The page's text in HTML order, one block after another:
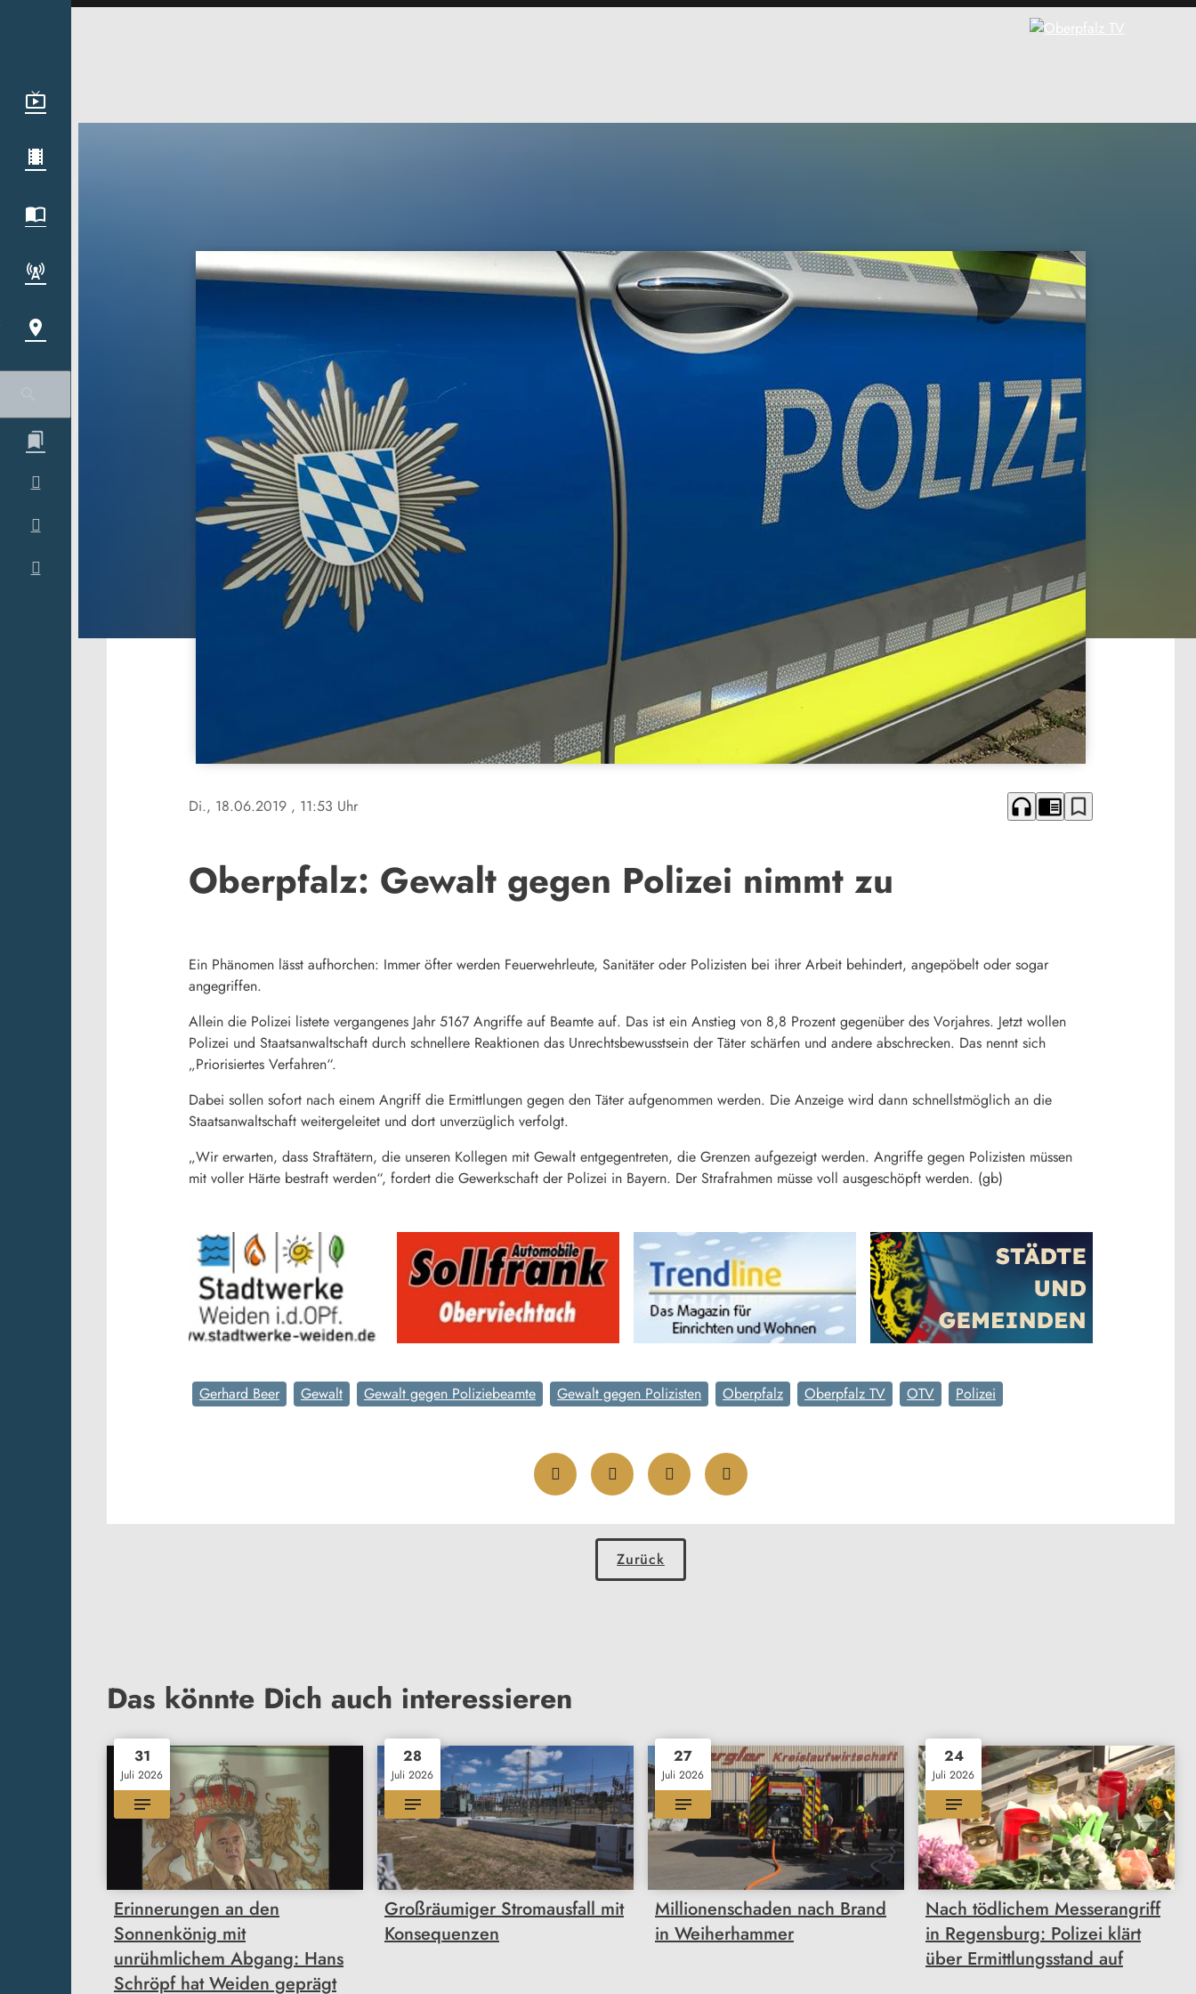
Di., 18.06.2019 , 11:53 Uhr headphones chrome_reader_mode bookmark_border
Oberpfalz: Gewalt gegen Polizei nimmt zu
Ein Phänomen lässt aufhorchen: Immer öfter werden Feuerwehrleute, Sanitäter oder Polizisten bei ihrer Arbeit behindert, angepöbelt oder sogar
angegriffen.
Allein die Polizei listete vergangenes Jahr 5167 Angriffe auf Beamte auf. Das ist ein Anstieg von 8,8 Prozent gegenüber des Vorjahres. Jetzt wollen
Polizei und Staatsanwaltschaft durch schnellere Reaktionen das Unrechtsbewusstsein der Täter schärfen und andere abschrecken. Das nennt sich
„Priorisiertes Verfahren“.
Dabei sollen sofort nach einem Angriff die Ermittlungen gegen den Täter aufgenommen werden. Die Anzeige wird dann schnellstmöglich an die
Staatsanwaltschaft weitergeleitet und dort unverzüglich verfolgt.
„Wir erwarten, dass Straftätern, die unseren Kollegen mit Gewalt entgegentreten, die Grenzen aufgezeigt werden. Angriffe gegen Polizisten müssen
mit voller Härte bestraft werden“, fordert die Gewerkschaft der Polizei in Bayern. Der Strafrahmen müsse voll ausgeschöpft werden. (gb)
Gerhard Beer Gewalt Gewalt gegen Poliziebeamte Gewalt gegen Polizisten Oberpfalz Oberpfalz TV OTV Polizei
Zurück
Das könnte Dich auch interessieren
31
Juli 2026
Erinnerungen an den
Sonnenkönig mit
unrühmlichem Abgang: Hans
Schröpf hat Weiden geprägt
28
Juli 2026
Großräumiger Stromausfall mit
Konsequenzen
27
Juli 2026
Millionenschaden nach Brand
in Weiherhammer
24
Juli 2026
Nach tödlichem Messerangriff
in Regensburg: Polizei klärt
über Ermittlungsstand auf